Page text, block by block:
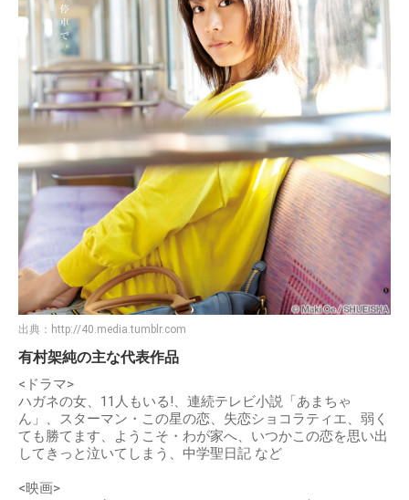
出典： http://40.media.tumblr.com
有村架純の主な代表作品
<ドラマ>
ハガネの女、11人もいる!、連続テレビ小説「あまちゃ
ん」、スターマン・この星の恋、失恋ショコラティエ、弱く
ても勝てます、ようこそ・わが家へ、いつかこの恋を思い出
してきっと泣いてしまう、中学聖日記 など
<映画>